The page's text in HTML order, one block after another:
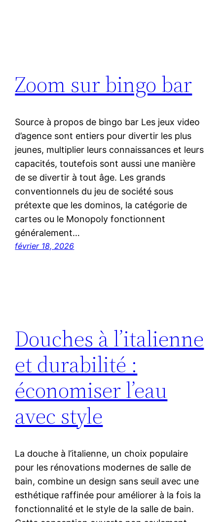
Zoom sur bingo bar
Source à propos de bingo bar Les jeux video
d’agence sont entiers pour divertir les plus
jeunes, multiplier leurs connaissances et leurs
capacités, toutefois sont aussi une manière
de se divertir à tout âge. Les grands
conventionnels du jeu de société sous
prétexte que les dominos, la catégorie de
cartes ou le Monopoly fonctionnent
généralement…
février 18, 2026
Douches à l’italienne
et durabilité :
économiser l’eau
avec style
La douche à l’italienne, un choix populaire
pour les rénovations modernes de salle de
bain, combine un design sans seuil avec une
esthétique raffinée pour améliorer à la fois la
fonctionnalité et le style de la salle de bain.